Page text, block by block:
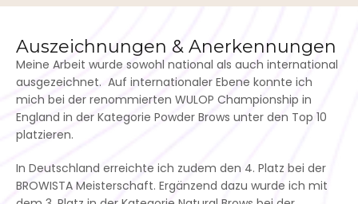
Auszeichnungen & Anerkennungen
Meine Arbeit wurde sowohl national als auch international
ausgezeichnet. Auf internationaler Ebene konnte ich
mich bei der renommierten WULOP Championship in
England in der Kategorie Powder Brows unter den Top 10
platzieren.
In Deutschland erreichte ich zudem den 4. Platz bei der
BROWISTA Meisterschaft. Ergänzend dazu wurde ich mit